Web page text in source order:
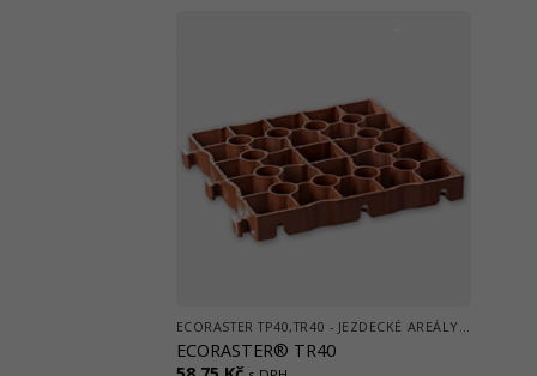
ECORASTER TP40,TR40 - JEZDECKÉ AREÁLY, VÝBĚHY, STÁJE, PADDOCKY
ECORASTER® TR40